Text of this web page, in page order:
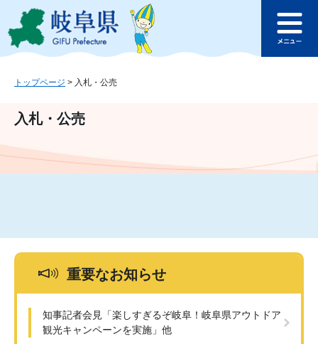
ジ
ュ
文
このページの本文へ
ュ
トップページ > 入札・公売
入札・公売
重要なお知らせ
知事記者会見「楽しすぎるぞ岐阜！岐阜県アウトドア
観光キャンペーンを実施」他